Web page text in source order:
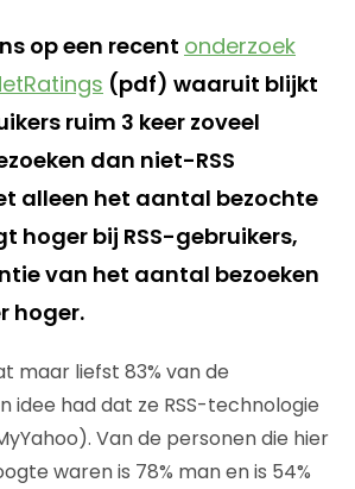
op een recent onderzoek
(pdf) waaruit blijkt
ruim 3 keer zoveel
dan niet-RSS
alleen het aantal bezochte
hoger bij RSS-gebruikers,
van het aantal bezoeken
hoger.
maar liefst 83% van de
idee had dat ze RSS-technologie
Van de personen die hier
waren is 78% man en is 54%